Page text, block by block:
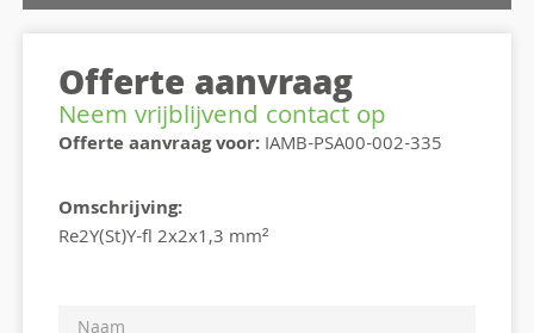
Offerte aanvraag
Neem vrijblijvend contact op
Offerte aanvraag voor:IAMB-PSA00-002-335
Omschrijving:
Re2Y(St)Y-fl 2x2x1,3 mm²